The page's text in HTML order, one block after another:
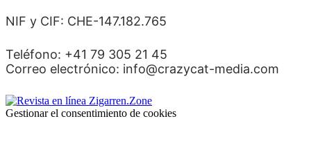
NIF y CIF: CHE-147.182.765
Teléfono: +41 79 305 21 45
Correo electrónico: info@crazycat-media.com
Gestionar el consentimiento de cookies